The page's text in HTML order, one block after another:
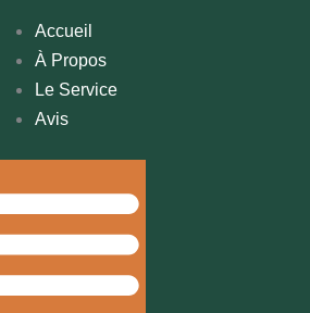
Accueil
À Propos
Le Service
Avis